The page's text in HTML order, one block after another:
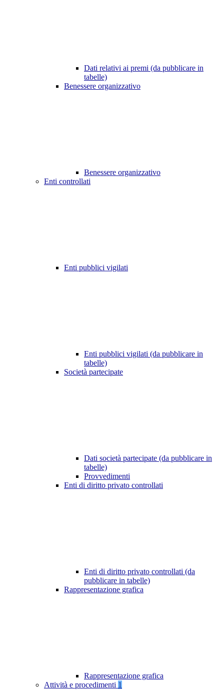
Dati relativi ai premi (da pubblicare in
tabelle)
Benessere organizzativo
Benessere organizzativo
Enti controllati
Enti pubblici vigilati
Enti pubblici vigilati (da pubblicare in
tabelle)
Società partecipate
Dati società partecipate (da pubblicare in
tabelle)
Provvedimenti
Enti di diritto privato controllati
Enti di diritto privato controllati (da
pubblicare in tabelle)
Rappresentazione grafica
Rappresentazione grafica
Attività e procedimenti 1